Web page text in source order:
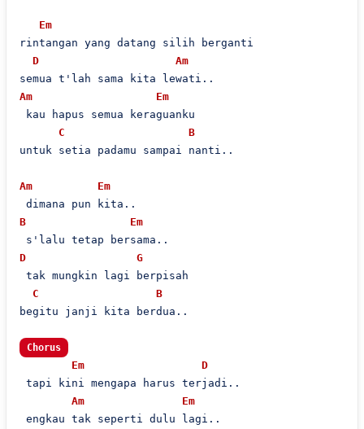
Em
rintangan yang datang silih berganti
D
Am
Am
Em
kau hapus semua keraguanku
C
B
untuk setia padamu sampai nanti..
Am
Em
B
Em
D
G
tak mungkin lagi berpisah
C
B
begitu janji kita berdua..
Chorus
Em
D
tapi kini mengapa harus terjadi..
Am
Em
engkau tak seperti dulu lagi..